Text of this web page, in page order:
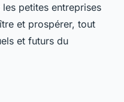
petites entreprises
et prospérer, tout
et futurs du